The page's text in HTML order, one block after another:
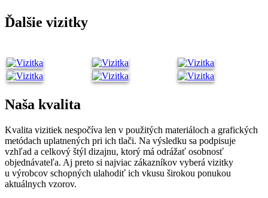
Ďalšie vizitky
Naša kvalita
Kvalita vizitiek nespočíva len v použitých materiáloch a grafických
metódach uplatnených pri ich tlači. Na výsledku sa podpisuje
vzhľad a celkový štýl dizajnu, ktorý má odrážať osobnosť
objednávateľa. Aj preto si najviac zákazníkov vyberá vizitky
u výrobcov schopných ulahodiť ich vkusu širokou ponukou
aktuálnych vzorov.